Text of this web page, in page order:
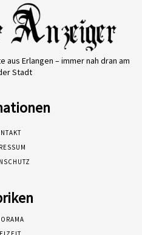
aus Erlangen – immer nah dran am
Stadt